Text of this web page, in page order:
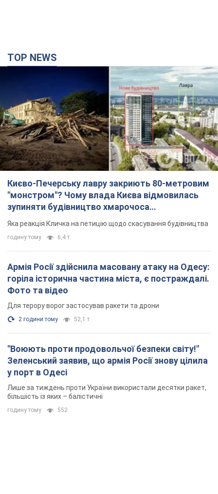
TOP NEWS
Києво-Печерську лавру закриють 80-метровим
"монстром"? Чому влада Києва відмовилась
зупиняти будівництво хмарочоса
"московського вірянина"
Яка реакція Кличка на петицію щодо скасування будівництва
годину тому 6,4 т.
Армія Росії здійснила масовану атаку на Одесу:
горіла історична частина міста, є постраждалі.
Фото та відео
Для терору ворог застосував ракети та дрони
2 години тому 52,1 т.
"Воюють проти продовольчої безпеки світу!"
Зеленський заявив, що армія Росії знову цілила
у порт в Одесі
Лише за тиждень проти України використали десятки ракет,
більшість із яких – балістичні
годину тому 552